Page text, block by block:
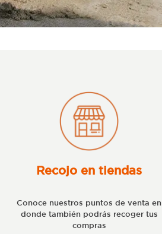
Recojo en tiendas
Conoce nuestros puntos de venta en
donde también podrás recoger tus
compras